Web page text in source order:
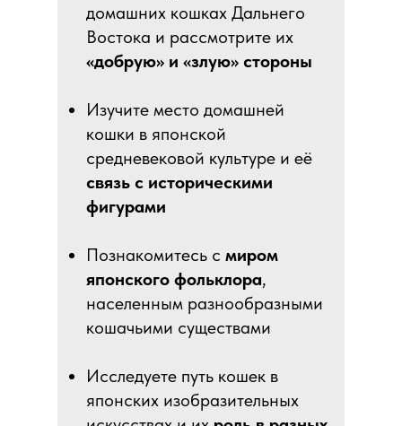
домашних кошках Дальнего
Востока и рассмотрите их
«добрую» и «злую» стороны
Изучите место домашней
кошки в японской
средневековой культуре и её
связь с историческими
фигурами
Познакомитесь с миром
японского фольклора,
населенным разнообразными
кошачьими существами
Исследуете путь кошек в
японских изобразительных